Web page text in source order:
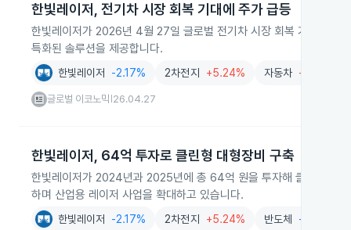
한빛레이저, 전기차 시장 회복 기대에 주가 급등
한빛레이저가 2026년 4월 27일 글로벌 전기차 시장 회복 기대에 주
특화된 솔루션을 제공합니다.
한빛레이저 -2.17% 2차전지 +5.24% 자동차 +0.28%
글로벌 이코노믹 26.04.27
한빛레이저, 64억 투자로 클린형 대형장비 구축
한빛레이저가 2024년과 2025년에 총 64억 원을 투자해 클린형 대
하며 산업용 레이저 사업을 확대하고 있습니다.
한빛레이저 -2.17% 2차전지 +5.24% 반도체 -1.68%